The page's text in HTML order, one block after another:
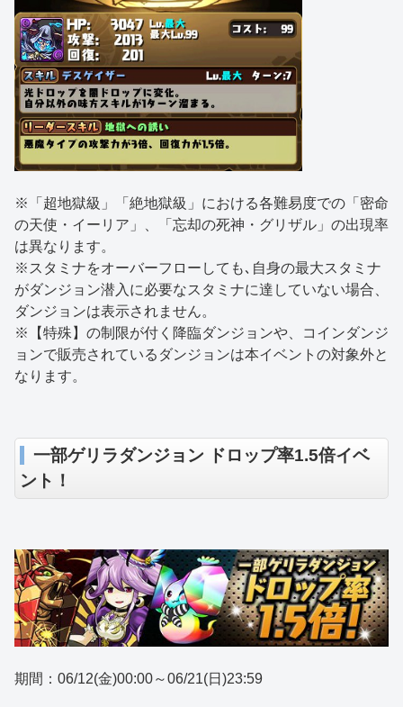
※「超地獄級」「絶地獄級」における各難易度での「密命
の天使・イーリア」、「忘却の死神・グリザル」の出現率
は異なります。
※スタミナをオーバーフローしても､自身の最大スタミナ
がダンジョン潜入に必要なスタミナに達していない場合、
ダンジョンは表示されません。
※【特殊】の制限が付く降臨ダンジョンや、コインダンジ
ョンで販売されているダンジョンは本イベントの対象外と
なります。
一部ゲリラダンジョン ドロップ率1.5倍イベ
ント！
期間：06/12(金)00:00～06/21(日)23:59